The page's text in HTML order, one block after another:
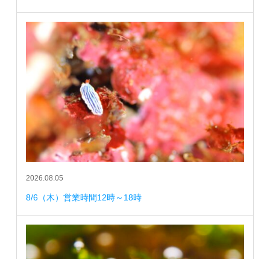
2026.08.05
8/6（木）営業時間12時～18時